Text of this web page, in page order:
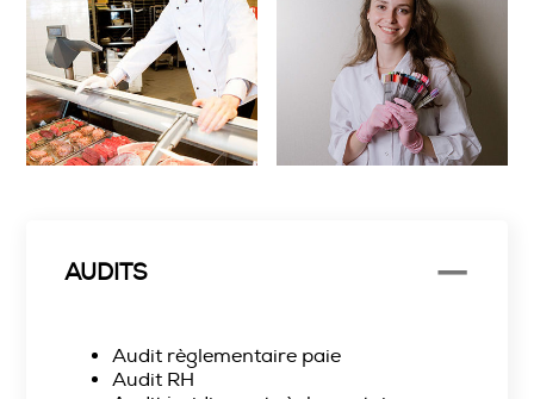
AUDITS
Audit règlementaire paie
Audit RH